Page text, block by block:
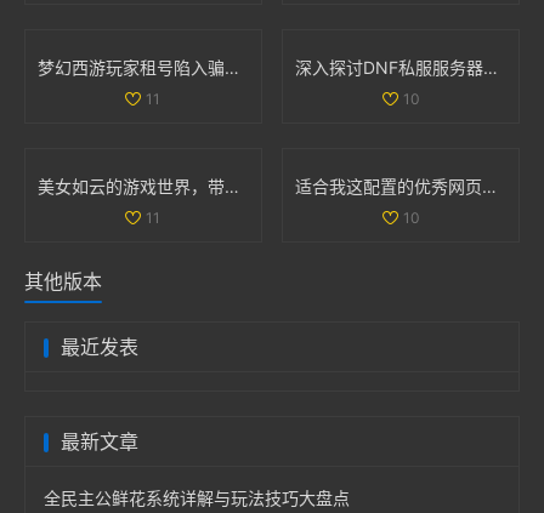
梦幻西游玩家租号陷入骗局 CBG应优化租赁功能保障权益
11
深入探讨DNF私服服务器的安全隐患及技术挑战
10
美女如云的游戏世界，带你领略视觉盛宴的无限魅力
11
适合我这配置的优秀网页游戏和单机游戏推荐
10
其他版本
最近发表
最新文章
全民主公鲜花系统详解与玩法技巧大盘点